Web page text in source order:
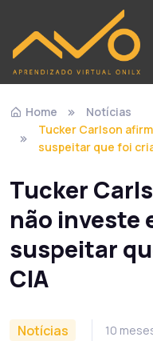
Home
Notícias
Tucker Carlson
suspeitar que foi
Tucker
não investe
suspeitar
CIA
Notícias 10